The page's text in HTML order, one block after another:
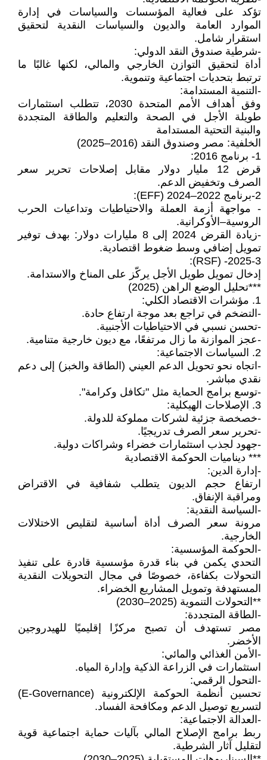
تؤكد على فعالية المؤسسات والسياسات في إدارة
الموارد العامة والديون والسياسات النقدية لتحقيق
استقرار شامل.
-شرطية صندوق النقد الدولي:
أداة لتحقيق التوازن الخارجي والمالي، لكنها غالبًا ما
ترتبط بتحديات اجتماعية وتنموية.
-التنمية المستدامة:
وفق أهداف الأمم المتحدة 2030، تتطلب استثمارات
طويلة الأجل في الصحة والتعليم والطاقة المتجددة
والبنية التحتية المستدامة
الخلفية: مصر وصندوق النقد (2016–2025)
1- برنامج 2016:
قرض 12 مليار دولار مقابل إصلاحات تحرير سعر
الصرف وتخفيض الدعم.
2-برنامج 2022–2024 (EFF):
- مواجهة أزمة العملة والاحتياطيات وتداعيات الحرب
الروسية–الأوكرانية.
-زيادة القرض 2024 إلى 8 مليارات دولار: بهدف توفير
تمويل إضافي وسط ضغوط اقتصادية.
2025-3- (RSF):
إدخال تمويل طويل الأجل يركّز على المناخ والاستدامة.
***تحليل الوضع الراهن (2025)
1. مؤشرات الاقتصاد الكلي:
-التضخم في تراجع بعد موجة ارتفاع حادة.
-تحسن نسبي في الاحتياطيات الأجنبية.
-عجز الموازنة ما زال مرتفعًا، مع ديون خارجية متنامية.
2. السياسات الاجتماعية:
-اتجاه نحو تحويل الدعم العيني (الطاقة والخبز) إلى دعم
نقدي مباشر.
-توسع برامج الحماية مثل "تكافل وكرامة".
3. الإصلاحات الهيكلية:
-خصخصة جزئية لشركات مملوكة للدولة.
-تحرير سعر الصرف تدريجيًا.
-جهود لجذب استثمارات خضراء وشراكات دولية.
*** ديناميات الحوكمة الاقتصادية
-إدارة الدين:
ارتفاع حجم الديون يتطلب شفافية في الاقتراض
ومراقبة الإنفاق.
-السياسة النقدية:
مرونة سعر الصرف أداة أساسية لتقليص الاختلالات
الخارجية.
-الحوكمة المؤسسية:
التحدي يكمن في بناء قدرة مؤسسية قادرة على تنفيذ
التحولات بكفاءة، خصوصًا في مجال التحويلات النقدية
المستهدفة وتمويل المشاريع الخضراء.
**التحولات التنموية (2025–2030)
-الطاقة المتجددة:
مصر تستهدف أن تصبح مركزًا إقليميًا للهيدروجين
الأخضر.
-الأمن الغذائي والمائي:
استثمارات في الزراعة الذكية وإدارة المياه.
-التحول الرقمي:
تحسين أنظمة الحوكمة الإلكترونية (E-Governance)
لتسريع توصيل الدعم ومكافحة الفساد.
-العدالة الاجتماعية:
ربط برامج الإصلاح المالي بآليات حماية اجتماعية قوية
لتقليل آثار الشرطية.